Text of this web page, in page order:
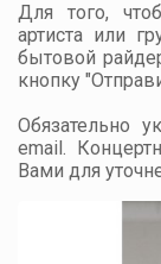
Для того,
артиста или
бытовой
кнопку
Обязательно
email.
Вами для